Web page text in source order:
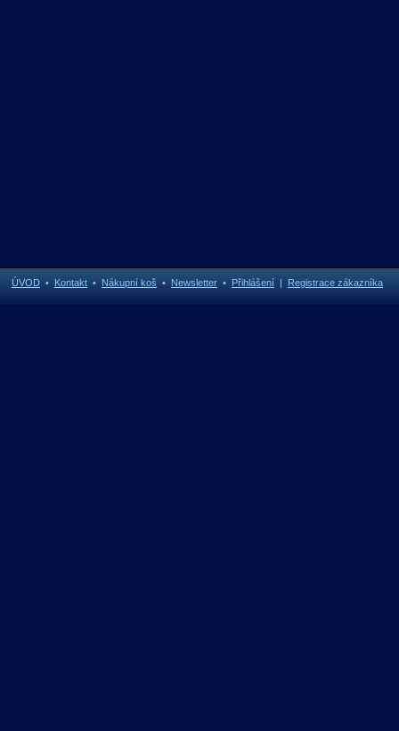
ÚVOD • Kontakt • Nákupní koš • Newsletter • Přihlášení | Registrace zákazníka